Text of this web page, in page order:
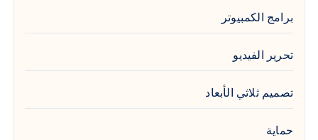
برامج الكمبيوتر
تحرير الفيديو
تصميم ثلاثي الأبعاد
حماية